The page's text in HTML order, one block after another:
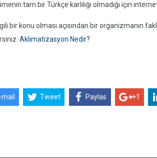
tam bir Türkçe karlılığı olmadığı için
bir konu olması açısından bir organizmanın
Aklimatizasyon Nedir?
mail Tweet Paylas +1